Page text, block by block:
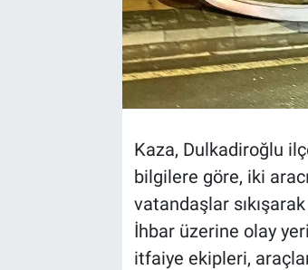
Kaza, Dulkadiroğlu
bilgilere göre, iki
vatandaşlar
İhbar üzerine olay
itfaiye ekipleri,
Bilim, Teknoloji
HABERDE İNSAN
BİLİM VE TEKNOLOJİ